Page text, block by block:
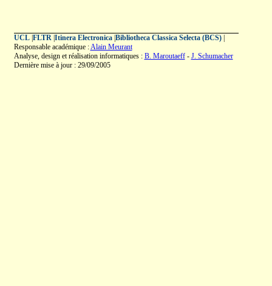
UCL| FLTR| Itinera Electronica| Bibliotheca Classica Selecta (BCS)|
Responsable académique :Alain Meurant
Analyse, design et réalisation informatiques : B. Maroutaeff- J. Schumacher
Dernière mise à jour : 29/09/2005